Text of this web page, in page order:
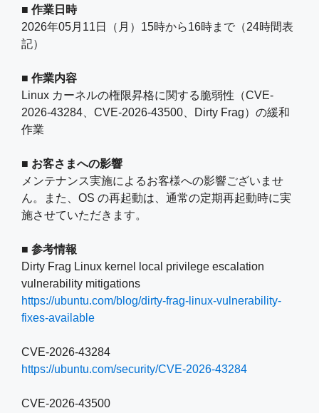
■ 作業日時
2026年05月11日（月）15時から16時まで（24時間表
記）
■ 作業内容
Linux カーネルの権限昇格に関する脆弱性（CVE-
2026-43284、CVE-2026-43500、Dirty Frag）の緩和
作業
■ お客さまへの影響
メンテナンス実施によるお客様への影響ございませ
ん。また、OS の再起動は、通常の定期再起動時に実
施させていただきます。
■ 参考情報
Dirty Frag Linux kernel local privilege escalation
vulnerability mitigations
https://ubuntu.com/blog/dirty-frag-linux-vulnerability-
fixes-available
CVE-2026-43284
https://ubuntu.com/security/CVE-2026-43284
CVE-2026-43500